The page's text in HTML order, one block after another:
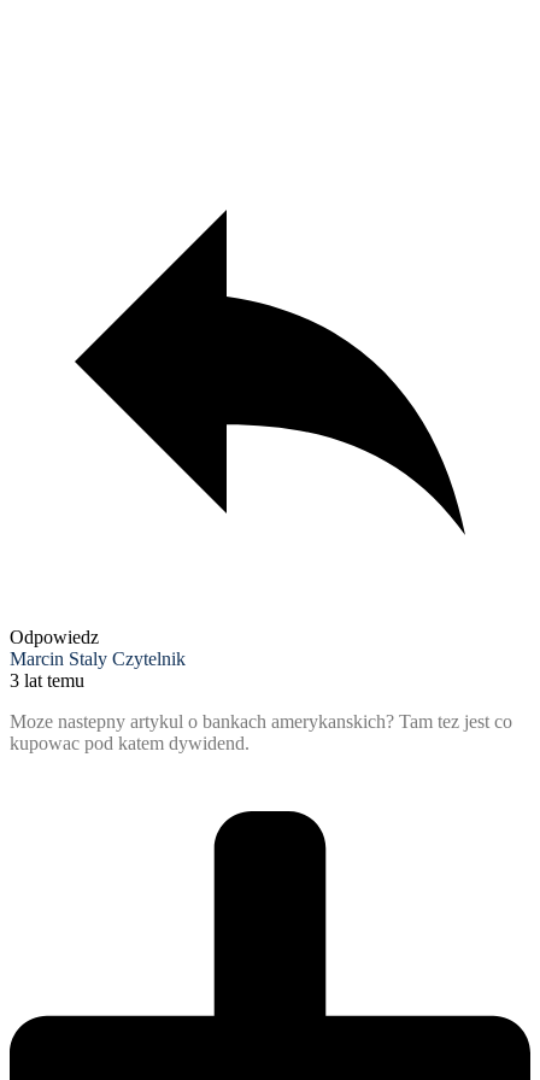
Odpowiedz
Marcin Staly Czytelnik
3 lat temu
Moze nastepny artykul o bankach amerykanskich? Tam tez jest co
kupowac pod katem dywidend.